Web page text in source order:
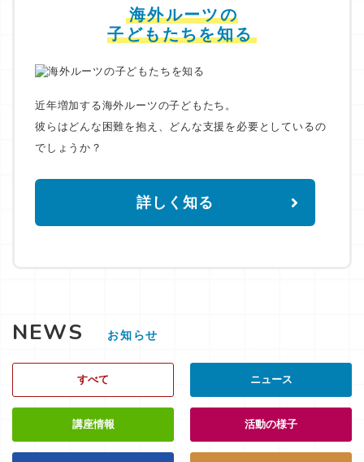
海外ルーツの
子どもたちを知る
近年増加する海外ルーツの子どもたち。
彼らはどんな困難を抱え、どんな支援を必要としているの
でしょうか？
詳しく知る
NEWS お知らせ
すべて ニュース
講座情報 活動の様子